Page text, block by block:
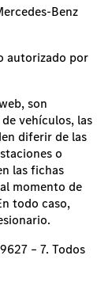
Benz
autorizado por
son
vehículos, las
diferir de las
o
las fichas
momento de
todo caso,
– 7. Todos